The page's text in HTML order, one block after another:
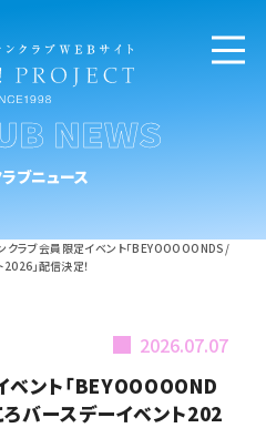
NEWS
ブニュース
クラブ会員限定イベント「BEYOOOOONDS/
」配信決定！
2026.07.07
ント「BEYOOOOOND
バースデーイベント202